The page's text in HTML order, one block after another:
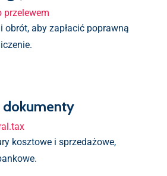
przelewem
obrót, aby zapłacić poprawną
dokumenty
kosztowe i sprzedażowe,